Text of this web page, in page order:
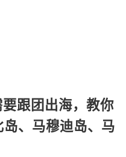
跟团出海，教你
、马穆迪岛、马